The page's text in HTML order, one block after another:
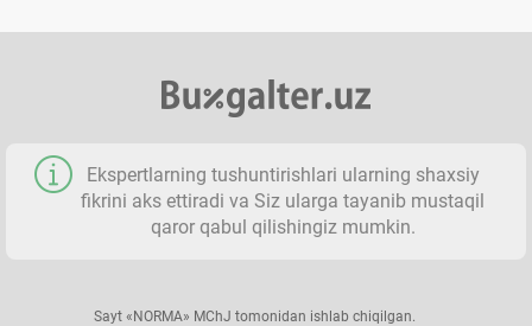
Ekspertlarning tushuntirishlari ularning shaхsiy
fikrini aks ettiradi va Siz ularga tayanib mustaqil
qaror qabul qilishingiz mumkin.
Sayt «NORMA» MChJ tomonidan ishlab chiqilgan.